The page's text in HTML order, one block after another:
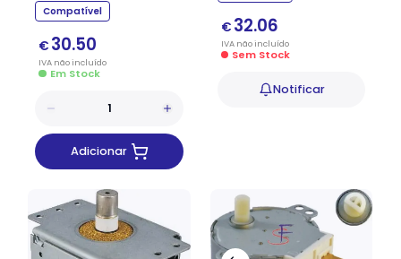
Compatível
€ 30.50
IVA nãoincluído
Em Stock
Adicionar
€ 32.06
IVA nãoincluído
Sem Stock
Notificar